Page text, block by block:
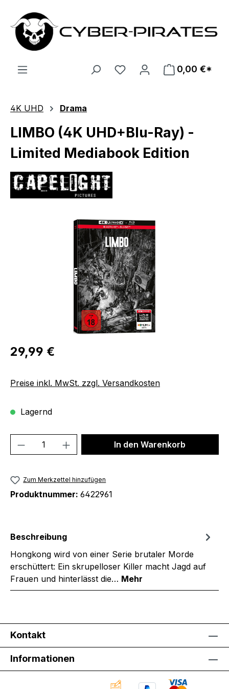
Zum Hauptinhalt springen
0,00 €*
4K UHD Drama
LIMBO (4K UHD+Blu-Ray) -
Limited Mediabook Edition
Bildergalerie überspringen
Regulärer Preis:
29,99 €
Preise inkl. MwSt. zzgl. Versandkosten
Lagernd
Produkt Anzahl: Gib denIn den Warenkorb
Zum Merkzettel hinzufügen
Produktnummer: 6422961
Beschreibung
Hongkong wird von einer Serie brutaler Morde
erschüttert: Ein skrupelloser Killer macht Jagd auf
Frauen und hinterlässt die… Mehr
Kontakt
Informationen